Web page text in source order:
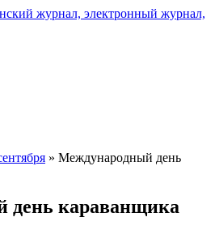
» Международный день
день караванщика